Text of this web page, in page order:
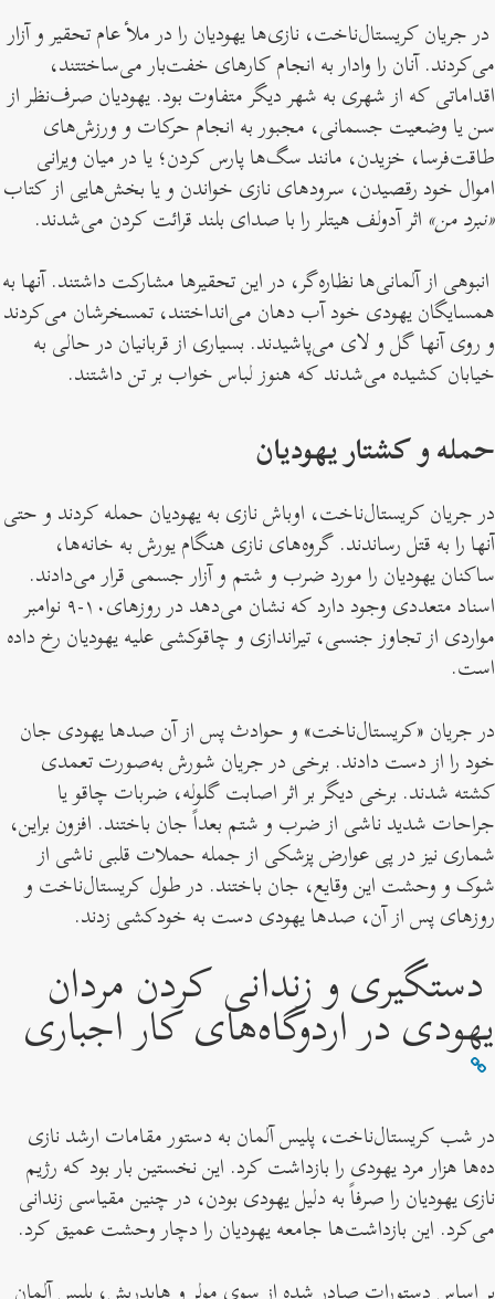
در جریان کریستال‌ناخت، نازی‌ها یهودیان را در ملأ عام تحقیر و آزار
می‌کردند. آنان را وادار به انجام کارهای خفت‌بار می‌ساختتند،
اقداماتی که از شهری به شهر دیگر متفاوت بود. یهودیان صرف‌نظر از
سن یا وضعیت جسمانی، مجبور به انجام حرکات و ورزش‌ها‌ی
طاقت‌فرسا، خزیدن، مانند سگ‌ها پارس کردن؛ یا در میان ویرانی
اموال خود رقصیدن، سرودهای نازی خواندن و یا بخش‌هایی از کتاب
«نبرد من»اثر آدولف هیتلر را با صدای بلند قرائت کردن می‌شدند.
انبوهی از آلمانی‌ها نظاره‌گر، در این تحقیرها مشارکت داشتند. آنها به
همسایگان یهودی خود آب دهان می‌انداختند، تمسخرشان می‌کردند
و روی آنها گل و لای می‌پاشیدند. بسیاری از قربانیان در حالی به
خیابان کشیده می‌شدند که هنوز لباس خواب بر تن داشتند.
حمله و کشتار یهودیان
در جریان کریستال‌ناخت، اوباش نازی به یهودیان حمله کردند و حتی
آنها را به قتل رساندند. گروه‌های نازی هنگام یورش به خانه‌ها،
ساکنان یهودیان را مورد ضرب و شتم و آزار جسمی قرار می‌دادند.
اسناد متعددی وجود دارد که نشان می‌دهد در روزهای۱۰-۹ نوامبر
مواردی از تجاوز جنسی، تیراندازی و چاقوکشی علیه یهودیان رخ داده
است.
در جریان «کریستال‌ناخت» و حوادث پس از آن صدها یهودی جان
خود را از دست دادند. برخی در جریان شورش به‌صورت تعمدی
کشته شدند. برخی دیگر بر اثر اصابت گلوله، ضربات چاقو یا
جراحات شدید ناشی از ضرب و شتم بعداً جان باختند. افزون براین،
شماری نیز در پی عوارض پزشکی از جمله حملات قلبی ناشی از
شوک و وحشت این وقایع، جان باختند. در طول کریستال‌ناخت و
روزهای پس از آن، صدها یهودی دست به خودکشی زدند.
دستگیری و زندانی کردن مردان
یهودی در اردوگاه‌های کار اجباری
در شب کریستال‌ناخت، پلیس آلمان به دستور مقامات ارشد نازی
ده‌ها هزار مرد یهودی را بازداشت کرد. این نخستین بار بود که رژیم
نازی یهودیان را صرفاً به دلیل یهودی بودن، در چنین مقیاسی زندانی
می‌کرد. این بازداشت‌ها جامعه یهودیان را دچار وحشت‌ عمیق کرد.